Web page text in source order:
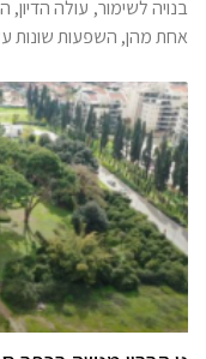
בנויה לשימור, עולה הדיון,
אחת מהן, השפעות שונות